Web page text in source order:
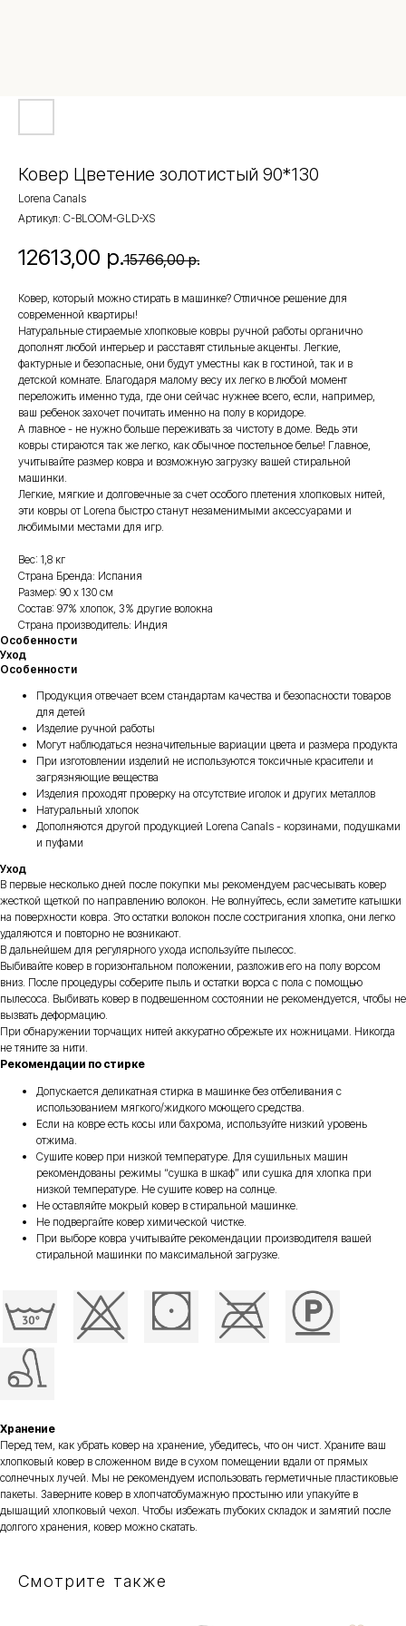
Ковер Цветение золотистый 90*130
Lorena Canals
Артикул: C-BLOOM-GLD-XS
12613,00 р.15766,00 р.
Ковер, который можно стирать в машинке? Отличное решение для
современной квартиры!
Натуральные стираемые хлопковые ковры ручной работы органично
дополнят любой интерьер и расставят стильные акценты. Легкие,
фактурные и безопасные, они будут уместны как в гостиной, так и в
детской комнате. Благодаря малому весу их легко в любой момент
переложить именно туда, где они сейчас нужнее всего, если, например,
ваш ребенок захочет почитать именно на полу в коридоре.
А главное - не нужно больше переживать за чистоту в доме. Ведь эти
ковры стираются так же легко, как обычное постельное белье! Главное,
учитывайте размер ковра и возможную загрузку вашей стиральной
машинки.
Легкие, мягкие и долговечные за счет особого плетения хлопковых нитей,
эти ковры от Lorena быстро станут незаменимыми аксессуарами и
любимыми местами для игр.
Вес: 1,8 кг
Страна Бренда: Испания
Размер: 90 х 130 см
Состав: 97% хлопок, 3% другие волокна
Страна производитель: Индия
Особенности
Уход
Особенности
Продукция отвечает всем стандартам качества и безопасности товаров
для детей
Изделие ручной работы
Могут наблюдаться незначительные вариации цвета и размера продукта
При изготовлении изделий не используются токсичные красители и
загрязняющие вещества
Изделия проходят проверку на отсутствие иголок и других металлов
Натуральный хлопок
Дополняются другой продукцией Lorena Canals - корзинами, подушками
и пуфами
Уход
В первые несколько дней после покупки мы рекомендуем расчесывать ковер
жесткой щеткой по направлению волокон. Не волнуйтесь, если заметите катышки
на поверхности ковра. Это остатки волокон после состригания хлопка, они легко
удаляются и повторно не возникают.
В дальнейшем для регулярного ухода используйте пылесос.
Выбивайте ковер в горизонтальном положении, разложив его на полу ворсом
вниз. После процедуры соберите пыль и остатки ворса с пола с помощью
пылесоса. Выбивать ковер в подвешенном состоянии не рекомендуется, чтобы не
вызвать деформацию.
При обнаружении торчащих нитей аккуратно обрежьте их ножницами. Никогда
не тяните за нити.
Рекомендации по стирке
Допускается деликатная стирка в машинке без отбеливания с
использованием мягкого/жидкого моющего средства.
Если на ковре есть косы или бахрома, используйте низкий уровень
отжима.
Сушите ковер при низкой температуре. Для сушильных машин
рекомендованы режимы “сушка в шкаф” или сушка для хлопка при
низкой температуре. Не сушите ковер на солнце.
Не оставляйте мокрый ковер в стиральной машинке.
Не подвергайте ковер химической чистке.
При выборе ковра учитывайте рекомендации производителя вашей
стиральной машинки по максимальной загрузке.
Хранение
Перед тем, как убрать ковер на хранение, убедитесь, что он чист. Храните ваш
хлопковый ковер в сложенном виде в сухом помещении вдали от прямых
солнечных лучей. Мы не рекомендуем использовать герметичные пластиковые
пакеты. Заверните ковер в хлопчатобумажную простыню или упакуйте в
дышащий хлопковый чехол. Чтобы избежать глубоких складок и замятий после
долгого хранения, ковер можно скатать.
Смотрите также